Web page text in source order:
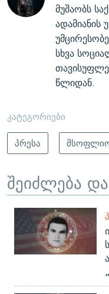
მუშაობს
ადამიანის
სხვა
წლიდან.
კატეგორიები
პრესა
შეიძლება